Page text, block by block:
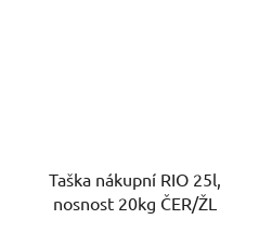
Taška nákupní RIO 25l,
nosnost 20kg ČER/ŽL